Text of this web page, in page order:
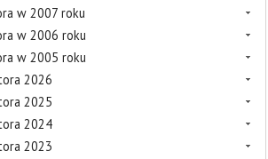
w 2007 roku
w 2006 roku
w 2005 roku
2026
2025
2024
2023